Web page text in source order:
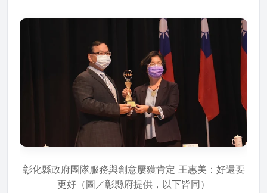
彰化縣政府團隊服務與創意屢獲肯定 王惠美：好還要
更好（圖／彰縣府提供，以下皆同）